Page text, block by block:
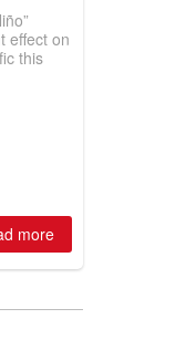
effect on
this
more